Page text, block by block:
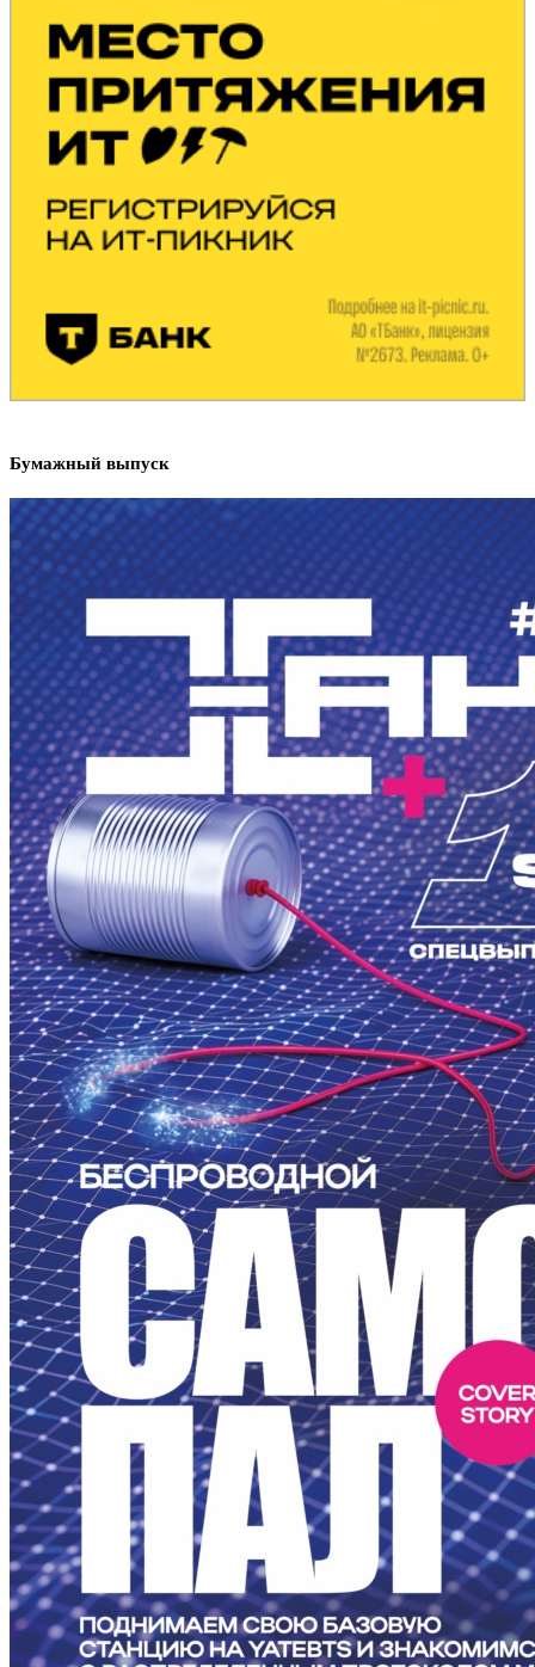
Бумажный выпуск